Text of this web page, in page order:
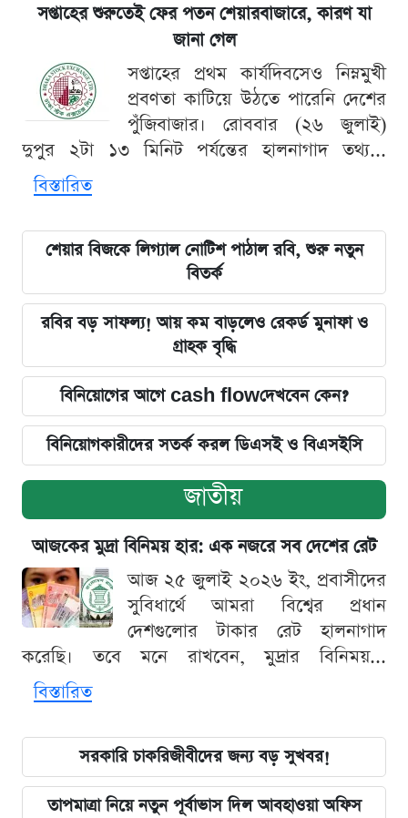
সপ্তাহের শুরুতেই ফের পতন শেয়ারবাজারে, কারণ যা
জানা গেল
সপ্তাহের প্রথম কার্যদিবসেও নিম্নমুখী
প্রবণতা কাটিয়ে উঠতে পারেনি দেশের
পুঁজিবাজার। রোববার (২৬ জুলাই)
দুপুর ২টা ১৩ মিনিট পর্যন্তের হালনাগাদ তথ্য...
বিস্তারিত
শেয়ার বিজকে লিগ্যাল নোটিশ পাঠাল রবি, শুরু নতুন
বিতর্ক
রবির বড় সাফল্য! আয় কম বাড়লেও রেকর্ড মুনাফা ও
গ্রাহক বৃদ্ধি
বিনিয়োগের আগে cash flowদেখবেন কেন?
বিনিয়োগকারীদের সতর্ক করল ডিএসই ও বিএসইসি
জাতীয়
আজকের মুদ্রা বিনিময় হার: এক নজরে সব দেশের রেট
আজ ২৫ জুলাই ২০২৬ ইং, প্রবাসীদের
সুবিধার্থে আমরা বিশ্বের প্রধান
দেশগুলোর টাকার রেট হালনাগাদ
করেছি। তবে মনে রাখবেন, মুদ্রার বিনিময়...
বিস্তারিত
সরকারি চাকরিজীবীদের জন্য বড় সুখবর!
তাপমাত্রা নিয়ে নতুন পূর্বাভাস দিল আবহাওয়া অফিস